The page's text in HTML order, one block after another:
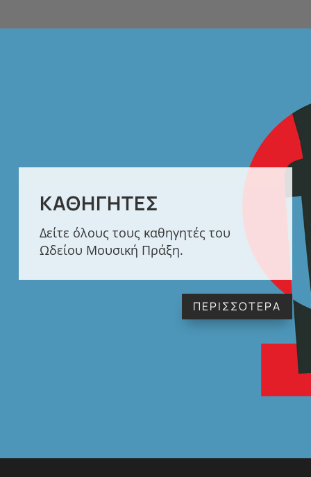
ΚΑΘΗΓΗΤΈΣ
Δείτε όλους τους καθηγητές του
Ωδείου Μουσική Πράξη.
ΠΕΡΙΣΣΟΤΕΡΑ